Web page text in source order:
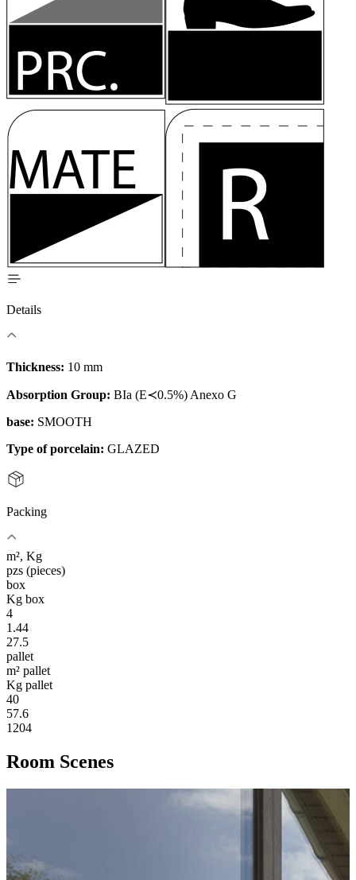
Details
Thickness: 10 mm
Absorption Group: BIa (E≺0.5%) Anexo G
base: SMOOTH
Type of porcelain: GLAZED
Packing
m², Kg
pzs (pieces)
box
Kg box
4
1.44
27.5
pallet
m² pallet
Kg pallet
40
57.6
1204
Room Scenes